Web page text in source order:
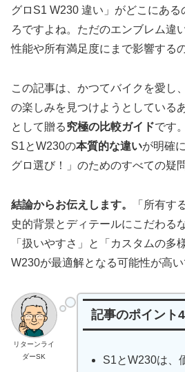
グロS1 W230 違い」がどこにある
ろですよね。ただのエンブレム違
性能や所有満足度にまで影響するの
この記事は、かつてバイクを愛し
の楽しみを見つけようとしている
として贈る究極の比較ガイドです
S1とW230の本質的な違いが明確
グロ選び！」のためのすべての疑
結論からお伝えします。
「所有す
史的背景とディテールにこだわる
「扱いやすさ」と「カスタムの多
W230が最適解となる可能性が高い
リターンライ
ダーSK
記事のポイント
S1とW230は、